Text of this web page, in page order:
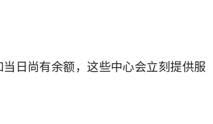
日尚有余额，这些中心会立刻提供服